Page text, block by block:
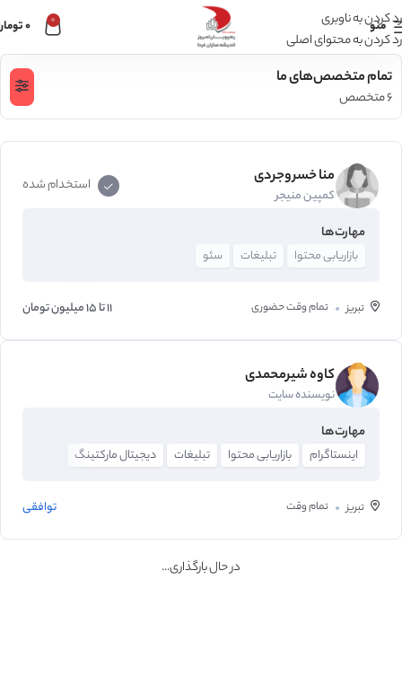
رد کردن به ناوبری
رد کردن به محتوای اصلی
منو 0
0
تمام متخصص‌های ما
6 متخصص
منا خسروجردی‌
کمپین منیجر
استخدام شده
مهارت‌ها
بازاریابی محتوا تبلیغات سئو
تبریز تمام وقتحضوری 11 تا 15 میلیون تومان
کاوه شیرمحمدی
نویسنده سایت
مهارت‌ها
اینستاگرام بازاریابی محتوا تبلیغات دیجیتال مارکتینگ
تبریز تمام وقت توافقی
در حال بارگذاری...